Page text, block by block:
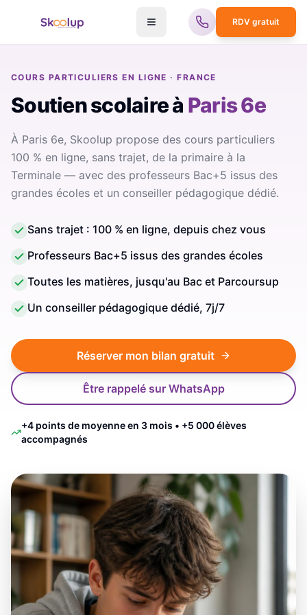
RDV gratuit
COURS PARTICULIERS EN LIGNE · FRANCE
Soutien scolaireà Paris 6e
À Paris 6e, Skoolup propose des cours particuliers
100 % en ligne, sans trajet, de la primaire à la
Terminale — avec des professeurs Bac+5 issus des
grandes écoles et un conseiller pédagogique dédié.
Sans trajet : 100 % en ligne, depuis chez vous
Professeurs Bac+5 issus des grandes écoles
Toutes les matières, jusqu'au Bac et Parcoursup
Un conseiller pédagogique dédié, 7j/7
Réserver mon bilan gratuit
Être rappelé sur WhatsApp
+4 points de moyenne en 3 mois • +5 000 élèves
accompagnés